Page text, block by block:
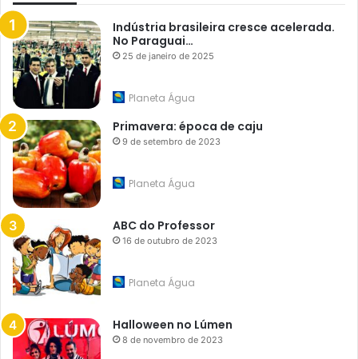
Indústria brasileira cresce acelerada.
No Paraguai…
25 de janeiro de 2025
Planeta Água
Primavera: época de caju
9 de setembro de 2023
Planeta Água
ABC do Professor
16 de outubro de 2023
Planeta Água
Halloween no Lúmen
8 de novembro de 2023